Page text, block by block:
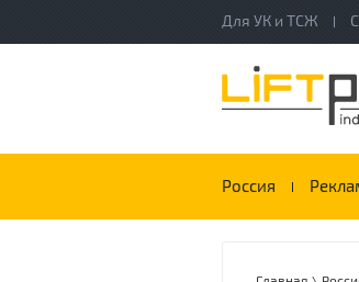
Для УК и ТСЖ
Россия